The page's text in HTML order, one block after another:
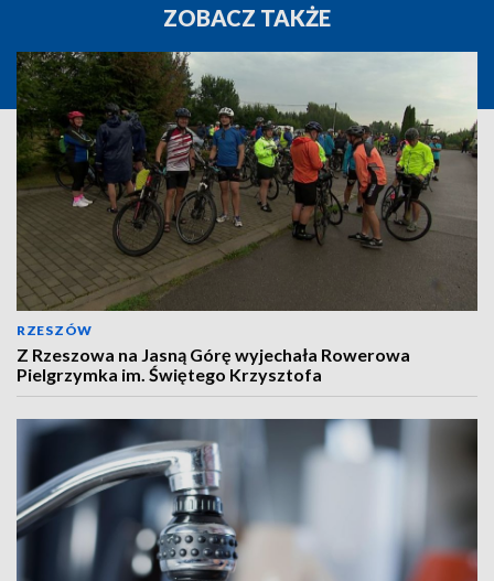
ZOBACZ TAKŻE
RZESZÓW
Z Rzeszowa na Jasną Górę wyjechała Rowerowa
Pielgrzymka im. Świętego Krzysztofa